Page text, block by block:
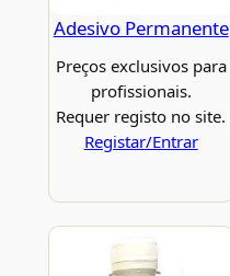
Adesivo Permanente
Preços exclusivos para
profissionais.
Requer registo no site.
Registar/Entrar